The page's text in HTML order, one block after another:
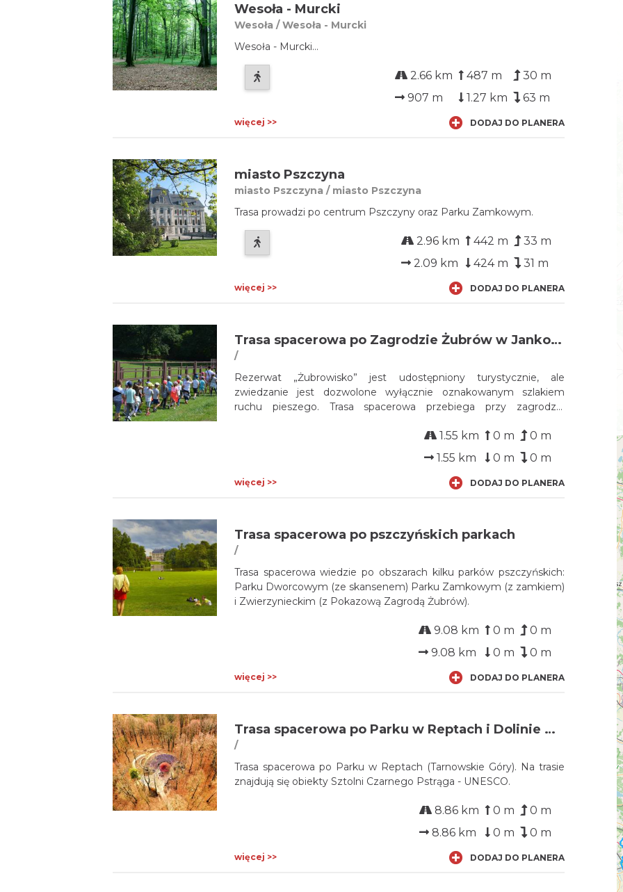
Wesoła - Murcki
Wesoła / Wesoła - Murcki
Wesoła - Murcki...
2.66 km 487 m
30 m
907 m
1.27 km 63 m
więcej >> DODAJ DO PLANERA
miasto Pszczyna
miasto Pszczyna / miasto Pszczyna
Trasa prowadzi po centrum Pszczyny oraz Parku Zamkowym.
2.96 km 442 m
33 m
2.09 km
424 m 31 m
więcej >> DODAJ DO PLANERA
Trasa spacerowa po Zagrodzie Żubrów w Jankowicach
/
Rezerwat „Żubrowisko” jest udostępniony turystycznie, ale
zwiedzanie jest dozwolone wyłącznie oznakowanym szlakiem
ruchu pieszego. Trasa spacerowa przebiega przy zagrodzie
1.55 km 0 m
0 m
1.55 km
0 m 0 m
więcej >> DODAJ DO PLANERA
Trasa spacerowa po pszczyńskich parkach
/
Trasa spacerowa wiedzie po obszarach kilku parków pszczyńskich:
Parku Dworcowym (ze skansenem) Parku Zamkowym (z zamkiem)
i Zwierzynieckim (z Pokazową Zagrodą Żubrów).
9.08 km 0 m
0 m
9.08 km
0 m 0 m
więcej >> DODAJ DO PLANERA
Trasa spacerowa po Parku w Reptach i Dolinie Dramy
/
Trasa spacerowa po Parku w Reptach (Tarnowskie Góry). Na trasie
znajdują się obiekty Sztolni Czarnego Pstrąga - UNESCO.
8.86 km 0 m
0 m
8.86 km
0 m 0 m
więcej >> DODAJ DO PLANERA